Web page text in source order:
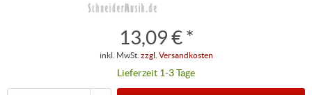
13,09 € *
inkl. MwSt. zzgl. Versandkosten
Lieferzeit 1-3 Tage